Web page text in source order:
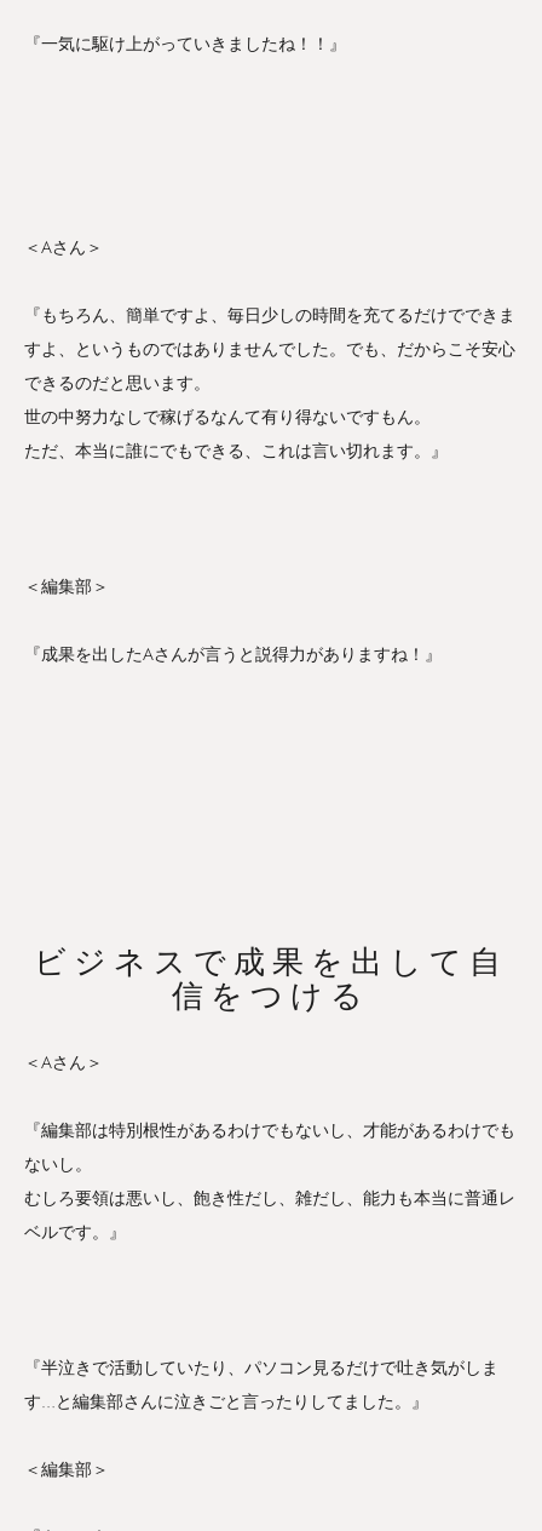
『一気に駆け上がっていきましたね！！』
＜Aさん＞
『もちろん、簡単ですよ、毎日少しの時間を充てるだけでできま
すよ、というものではありませんでした。でも、だからこそ安心
できるのだと思います。
世の中努力なしで稼げるなんて有り得ないですもん。
ただ、本当に誰にでもできる、これは言い切れます。』
＜編集部＞
『成果を出したAさんが言うと説得力がありますね！』
ビジネスで成果を出して自
信をつける
＜Aさん＞
『編集部は特別根性があるわけでもないし、才能があるわけでも
ないし。
むしろ要領は悪いし、飽き性だし、雑だし、能力も本当に普通レ
ベルです。』
『半泣きで活動していたり、パソコン見るだけで吐き気がしま
す…と編集部さんに泣きごと言ったりしてました。』
＜編集部＞